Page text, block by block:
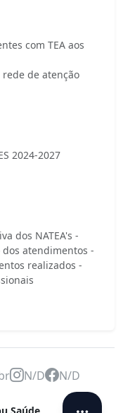
com TEA aos
de atenção
2024-2027
dos NATEA's -
atendimentos -
realizados -
N/D N/D
Saúde